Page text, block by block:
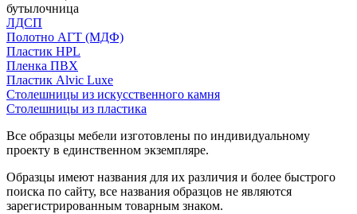
бутылочница
ЛДСП
Полотно АГТ (МДФ)
Пластик HPL
Пленка ПВХ
Пластик Alvic Luxe
Столешницы из искусственного камня
Столешницы из пластика
Все образцы мебели изготовлены по индивидуальному
проекту в единственном экземпляре.
Образцы имеют названия для их различия и более быстрого
поиска по сайту, все названия образцов не являются
зарегистрированным товарным знаком.